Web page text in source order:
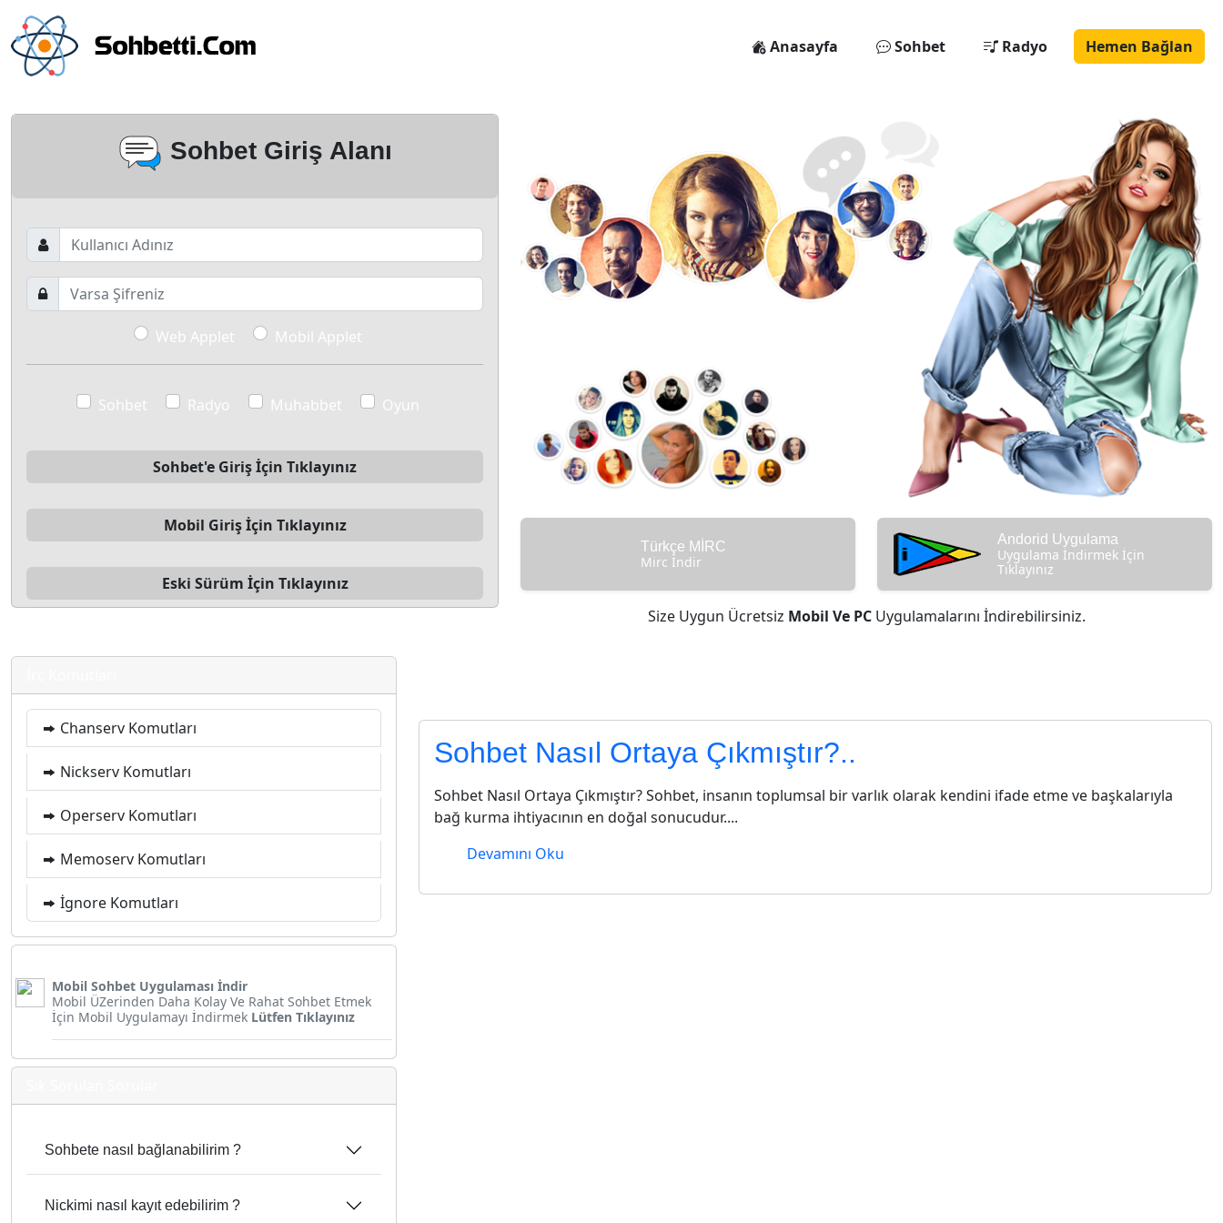
Anasayfa Sohbet Radyo Hemen Bağlan
Sohbet Giriş Alanı
Web Applet Mobil Applet
Sohbet Radyo Muhabbet Oyun
Sohbet'e Giriş İçin Tıklayınız
Mobil Giriş İçin Tıklayınız
Eski Sürüm İçin Tıklayınız
Türkçe MİRC
Mirc İndir
Andorid Uygulama
Uygulama İndirmek İçin
Tıklayınız
Size Uygun Ücretsiz Mobil Ve PC Uygulamalarını İndirebilirsiniz.
Chanserv Komutları
Nickserv Komutları
Operserv Komutları
Memoserv Komutları
İgnore Komutları
Mobil Sohbet Uygulaması İndir
Mobil ÜZerinden Daha Kolay Ve Rahat Sohbet Etmek
İçin Mobil Uygulamayı İndirmek Lütfen Tıklayınız
Sohbete nasıl bağlanabilirim ?
Nickimi nasıl kayıt edebilirim ?
Sohbet Nasıl Ortaya Çıkmıştır?..
Sohbet Nasıl Ortaya Çıkmıştır? Sohbet, insanın toplumsal bir varlık olarak kendini ifade etme ve başkalarıyla
bağ kurma ihtiyacının en doğal sonucudur....
Devamını Oku